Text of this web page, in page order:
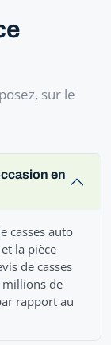
sur le
en
casses auto
la pièce
de casses
millions de
rapport au